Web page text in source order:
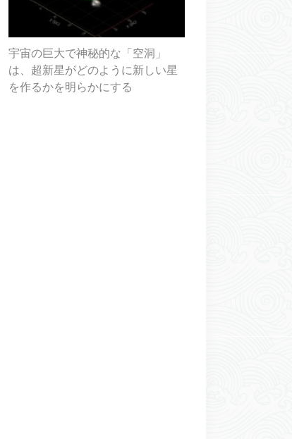
宇宙の巨大で神秘的な「空洞」
は、超新星がどのように新しい星
を作るかを明らかにする